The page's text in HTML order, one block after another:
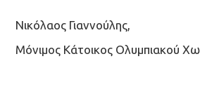
Νικόλαος Γιαννούλης,
Μόνιμος Κάτοικος Ολυμπιακού